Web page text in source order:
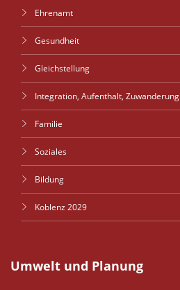
Ehrenamt
Gesundheit
Gleichstellung
Integration, Aufenthalt, Zuwanderung
Familie
Soziales
Bildung
Koblenz 2029
Umwelt und Planung